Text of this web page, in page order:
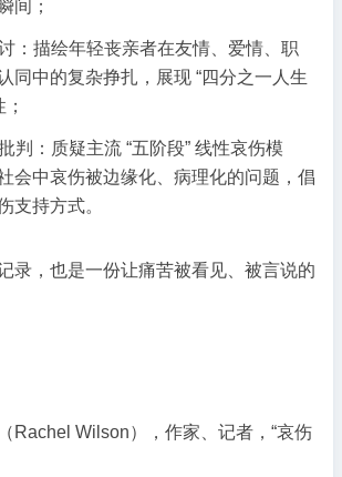
间；
：描绘年轻丧亲者在友情、爱情、职
同中的复杂挣扎，展现 “四分之一人生
判：质疑主流 “五阶段” 线性哀伤模
会中哀伤被边缘化、病理化的问题，倡
支持方式。
录，也是一份让痛苦被看见、被言说的
Rachel Wilson），作家、记者，“哀伤